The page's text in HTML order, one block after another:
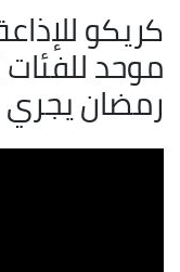
كريكو
موحد
رمضان